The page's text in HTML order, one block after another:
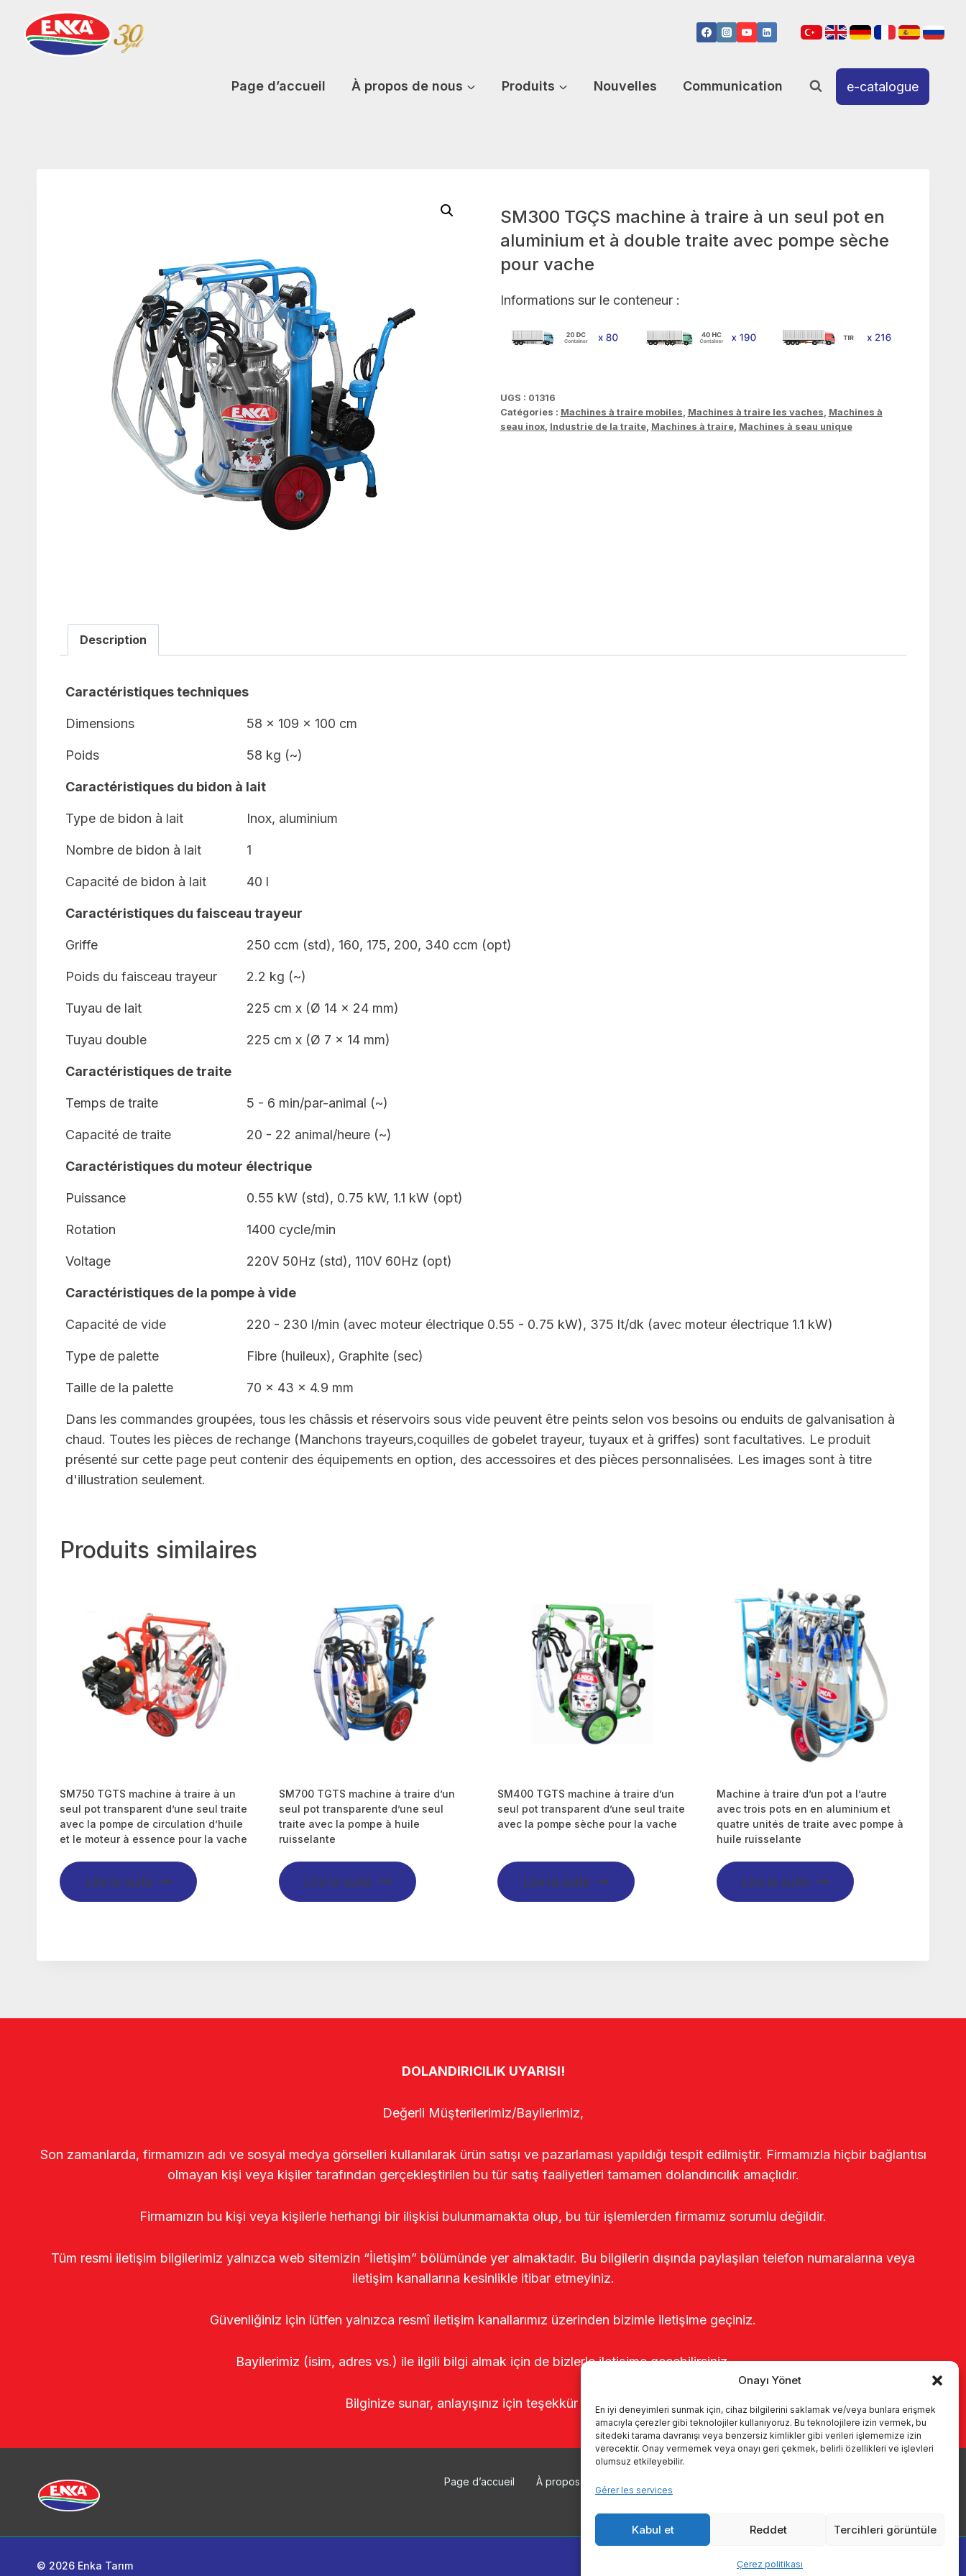
Onayı Yönet
En iyi deneyimleri sunmak için, cihaz bilgilerini saklamak ve/veya bunlara erişmek
amacıyla çerezler gibi teknolojiler kullanıyoruz. Bu teknolojilere izin vermek, bu
sitedeki tarama davranışı veya benzersiz kimlikler gibi verileri işlememize izin
verecektir. Onay vermemek veya onayı geri çekmek, belirli özellikleri ve işlevleri
olumsuz etkileyebilir.
Gérer les services
Kabul et Reddet Tercihleri görüntüle
Çerez politikası
contenu
Page d’accueil À propos de nous Produits Nouvelles Communication e-catalogue
SM300 TGÇS machine à traire à un seul pot en
aluminium et à double traite avec pompe sèche
pour vache
Informations sur le conteneur :
UGS : 01316
Catégories : Machines à traire mobiles, Machines à traire les vaches, Machines à
seau inox, Industrie de la traite, Machines à traire, Machines à seau unique
Description
Caractéristiques techniques
Dimensions 58 x 109 x 100 cm
Poids 58 kg (~)
Caractéristiques du bidon à lait
Type de bidon à lait Inox, aluminium
Nombre de bidon à lait 1
Capacité de bidon à lait 40 l
Caractéristiques du faisceau trayeur
Griffe 250 ccm (std), 160, 175, 200, 340 ccm (opt)
Poids du faisceau trayeur 2.2 kg (~)
Tuyau de lait 225 cm x (Ø 14 x 24 mm)
Tuyau double 225 cm x (Ø 7 x 14 mm)
Caractéristiques de traite
Temps de traite 5 - 6 min/par-animal (~)
Capacité de traite 20 - 22 animal/heure (~)
Caractéristiques du moteur électrique
Puissance 0.55 kW (std), 0.75 kW, 1.1 kW (opt)
Rotation 1400 cycle/min
Voltage 220V 50Hz (std), 110V 60Hz (opt)
Caractéristiques de la pompe à vide
Capacité de vide 220 - 230 l/min (avec moteur électrique 0.55 - 0.75 kW), 375 lt/dk (avec moteur électrique 1.1 kW)
Type de palette Fibre (huileux), Graphite (sec)
Taille de la palette 70 x 43 x 4.9 mm
Dans les commandes groupées, tous les châssis et réservoirs sous vide peuvent être peints selon vos besoins ou enduits de galvanisation à
chaud. Toutes les pièces de rechange (Manchons trayeurs,coquilles de gobelet trayeur, tuyaux et à griffes) sont facultatives. Le produit
présenté sur cette page peut contenir des équipements en option, des accessoires et des pièces personnalisées. Les images sont à titre
d'illustration seulement.
Produits similaires
SM750 TGTS machine à traire à un
seul pot transparent d’une seul traite
avec la pompe de circulation d’huile
et le moteur à essence pour la vache
Lire la suite
SM700 TGTS machine à traire d’un
seul pot transparente d’une seul
traite avec la pompe à huile
ruisselante
Lire la suite
SM400 TGTS machine à traire d’un
seul pot transparent d’une seul traite
avec la pompe sèche pour la vache
Lire la suite
Machine à traire d’un pot a l’autre
avec trois pots en en aluminium et
quatre unités de traite avec pompe à
huile ruisselante
Lire la suite
DOLANDIRICILIK UYARISI!
Değerli Müşterilerimiz/Bayilerimiz,
Son zamanlarda, firmamızın adı ve sosyal medya görselleri kullanılarak ürün satışı ve pazarlaması yapıldığı tespit edilmiştir. Firmamızla hiçbir bağlantısı
olmayan kişi veya kişiler tarafından gerçekleştirilen bu tür satış faaliyetleri tamamen dolandırıcılık amaçlıdır.
Firmamızın bu kişi veya kişilerle herhangi bir ilişkisi bulunmamakta olup, bu tür işlemlerden firmamız sorumlu değildir.
Tüm resmi iletişim bilgilerimiz yalnızca web sitemizin “İletişim” bölümünde yer almaktadır. Bu bilgilerin dışında paylaşılan telefon numaralarına veya
iletişim kanallarına kesinlikle itibar etmeyiniz.
Güvenliğiniz için lütfen yalnızca resmî iletişim kanallarımız üzerinden bizimle iletişime geçiniz.
Bayilerimiz (isim, adres vs.) ile ilgili bilgi almak için de bizlerle iletişime geçebilirsiniz.
Bilginize sunar, anlayışınız için teşekkür ederiz.
Page d’accueil À propos de nous
© 2026 Enka Tarım